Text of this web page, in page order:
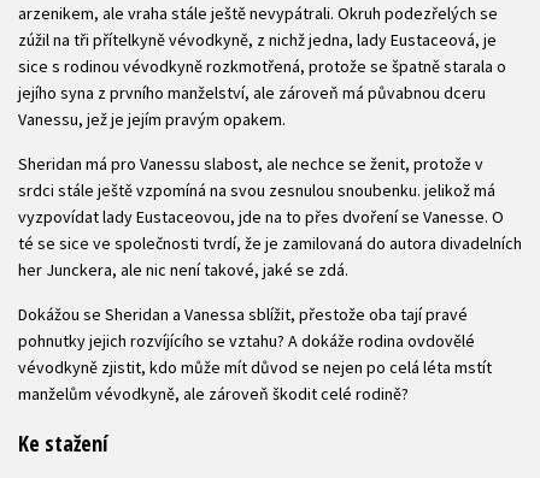
arzenikem, ale vraha stále ještě nevypátrali. Okruh podezřelých se
zúžil na tři přítelkyně vévodkyně, z nichž jedna, lady Eustaceová, je
sice s rodinou vévodkyně rozkmotřená, protože se špatně starala o
jejího syna z prvního manželství, ale zároveň má půvabnou dceru
Vanessu, jež je jejím pravým opakem.
Sheridan má pro Vanessu slabost, ale nechce se ženit, protože v
srdci stále ještě vzpomíná na svou zesnulou snoubenku. jelikož má
vyzpovídat lady Eustaceovou, jde na to přes dvoření se Vanesse. O
té se sice ve společnosti tvrdí, že je zamilovaná do autora divadelních
her Junckera, ale nic není takové, jaké se zdá.
Dokážou se Sheridan a Vanessa sblížit, přestože oba tají pravé
pohnutky jejich rozvíjícího se vztahu? A dokáže rodina ovdovělé
vévodkyně zjistit, kdo může mít důvod se nejen po celá léta mstít
manželům vévodkyně, ale zároveň škodit celé rodině?
Ke stažení